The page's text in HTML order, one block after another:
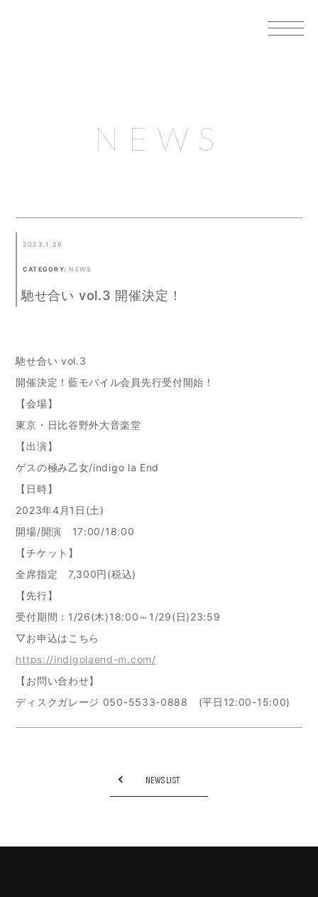
NEWS
2023.1.26
CATEGORY: NEWS
馳せ合い vol.3 開催決定！
馳せ合い vol.3
開催決定！藍モバイル会員先行受付開始！
【会場】
東京・日比谷野外大音楽堂
【出演】
ゲスの極み乙女/indigo la End
【日時】
2023年4月1日(土)
開場/開演 17:00/18:00
【チケット】
全席指定 7,300円(税込)
【先行】
受付期間：1/26(木)18:00～1/29(日)23:59
▽お申込はこちら
https://indigolaend-m.com/
【お問い合わせ】
ディスクガレージ 050-5533-0888 (平日12:00-15:00)
NEWS LIST